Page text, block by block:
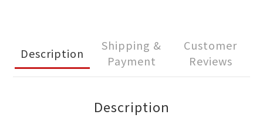
Description
Shipping &
Payment
Customer
Reviews
Description